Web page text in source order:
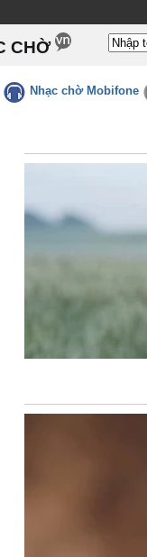
CHỜ
Nhạc chờ Mobifone